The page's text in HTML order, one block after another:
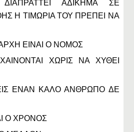
ΑΔΙΚΗΜΑ ΣΕ
Η ΤΙΜΩΡΙΑ ΤΟΥ ΠΡΕΠΕΙ ΝΑ
ΕΙΝΑΙ Ο ΝΟΜΟΣ
ΧΩΡΙΣ ΝΑ ΧΥΘΕΙ
ΕΝΑΝ ΚΑΛΟ ΑΝΘΡΩΠΟ ΔΕ
Ο ΧΡΟΝΟΣ